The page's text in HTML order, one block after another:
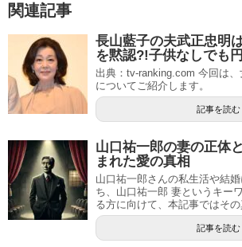
関連記事
長山藍子の夫武正忠明
を黙認?!子供なしでも
出典：tv-ranking.com 今回は
についてご紹介します。
記事を読む
山口祐一郎の妻の正体
まれた愛の真相
山口祐一郎さんの私生活や結
ち、山口祐一郎 妻というキー
る方に向けて、本記事ではそ
記事を読む